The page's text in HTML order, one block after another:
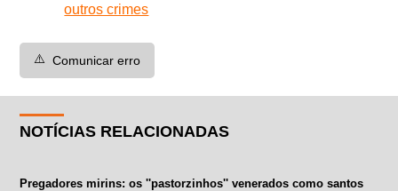
outros crimes
⚠️ Comunicar erro
NOTÍCIAS RELACIONADAS
Pregadores mirins: os ''pastorzinhos'' venerados como santos